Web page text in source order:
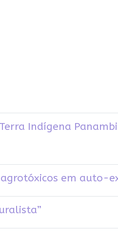
Indígena Panambi
em auto-